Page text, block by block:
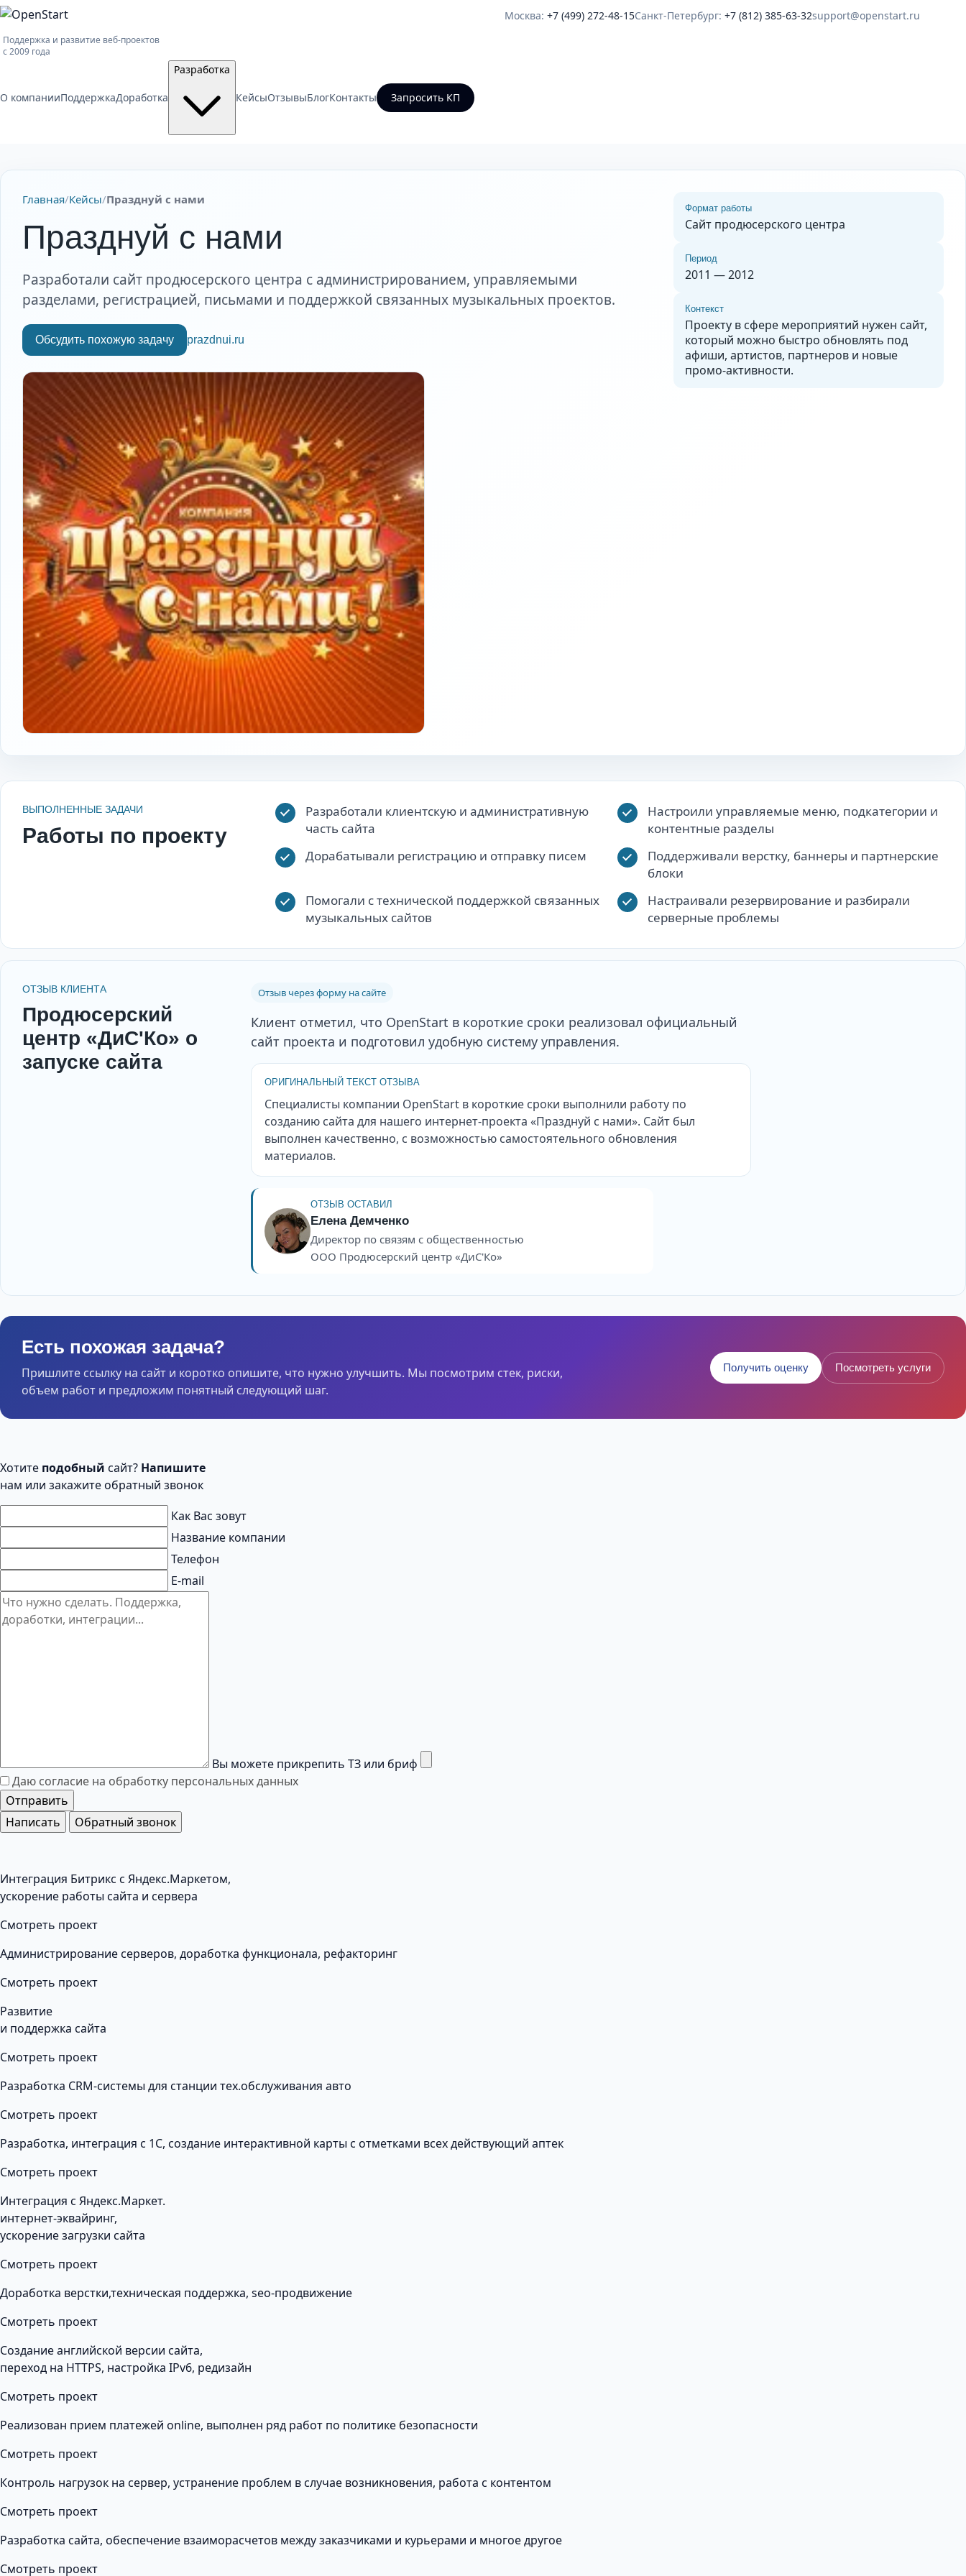
Поддержка и развитие веб-проектов
с 2009 года
Москва: +7 (499) 272-48-15Санкт-Петербург: +7 (812) 385-63-32support@openstart.ru
О компанииПоддержкаДоработка
Разработка
КейсыОтзывыБлогКонтакты Запросить КП
Главная/Кейсы/Празднуй с нами
Празднуй с нами
Разработали сайт продюсерского центра с администрированием, управляемыми
разделами, регистрацией, письмами и поддержкой связанных музыкальных проектов.
Обсудить похожую задачу prazdnui.ru
Формат работы
Сайт продюсерского центра
Период
2011 — 2012
Контекст
Проекту в сфере мероприятий нужен сайт,
который можно быстро обновлять под
афиши, артистов, партнеров и новые
промо-активности.
ВЫПОЛНЕННЫЕ ЗАДАЧИ
Работы по проекту
Разработали клиентскую и административную
часть сайта
Настроили управляемые меню, подкатегории и
контентные разделы
Дорабатывали регистрацию и отправку писем
Поддерживали верстку, баннеры и партнерские
блоки
Помогали с технической поддержкой связанных
музыкальных сайтов
Настраивали резервирование и разбирали
серверные проблемы
ОТЗЫВ КЛИЕНТА
Продюсерский
центр «ДиС'Ко» о
запуске сайта
Отзыв через форму на сайте
Клиент отметил, что OpenStart в короткие сроки реализовал официальный
сайт проекта и подготовил удобную систему управления.
ОРИГИНАЛЬНЫЙ ТЕКСТ ОТЗЫВА
Специалисты компании OpenStart в короткие сроки выполнили работу по
созданию сайта для нашего интернет-проекта «Празднуй с нами». Сайт был
выполнен качественно, с возможностью самостоятельного обновления
материалов.
ОТЗЫВ ОСТАВИЛ
Елена Демченко
Директор по связям с общественностью
ООО Продюсерский центр «ДиС'Ко»
Есть похожая задача?
Пришлите ссылку на сайт и коротко опишите, что нужно улучшить. Мы посмотрим стек, риски,
объем работ и предложим понятный следующий шаг.
Получить оценку Посмотреть услуги
Хотите подобный сайт? Напишите
нам или закажите обратный звонок
Как Вас зовут
Название компании
Телефон
E-mail
Вы можете прикрепить ТЗ или бриф
Даю согласие на обработку персональных данных
Отправить
Написать
Обратный звонок
Интеграция Битрикс с Яндекс.Маркетом,
ускорение работы сайта и сервера
Смотреть проект
Администрирование серверов, доработка функционала, рефакторинг
Смотреть проект
Развитие
и поддержка сайта
Смотреть проект
Разработка CRM-системы для станции тех.обслуживания авто
Смотреть проект
Разработка, интеграция с 1С, создание интерактивной карты с отметками всех действующий аптек
Смотреть проект
Интеграция с Яндекс.Маркет.
интернет-эквайринг,
ускорение загрузки сайта
Смотреть проект
Доработка верстки,техническая поддержка, seo-продвижение
Смотреть проект
Создание английской версии сайта,
переход на HTTPS, настройка IPv6, редизайн
Смотреть проект
Реализован прием платежей online, выполнен ряд работ по политике безопасности
Смотреть проект
Контроль нагрузок на сервер, устранение проблем в случае возникновения, работа с контентом
Смотреть проект
Разработка сайта, обеспечение взаиморасчетов между заказчиками и курьерами и многое другое
Смотреть проект